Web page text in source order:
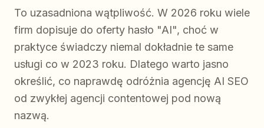
To uzasadniona wątpliwość. W 2026 roku wiele
firm dopisuje do oferty hasło "AI", choć w
praktyce świadczy niemal dokładnie te same
usługi co w 2023 roku. Dlatego warto jasno
określić, co naprawdę odróżnia agencję AI SEO
od zwykłej agencji contentowej pod nową
nazwą.